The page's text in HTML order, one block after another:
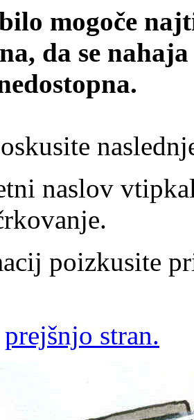
mogoče
da se
naslov
poizkusite
prejšnjo stran.